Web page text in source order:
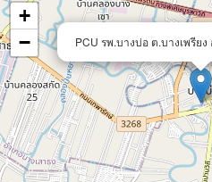
PCU รพ.บางบ่อ ต.บางเพรีย
+
−